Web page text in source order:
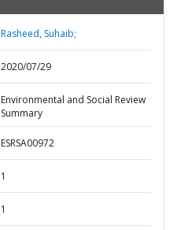
Rasheed, Suhaib;
2020/07/29
Environmental and Social Review
Summary
ESRSA00972
1
1